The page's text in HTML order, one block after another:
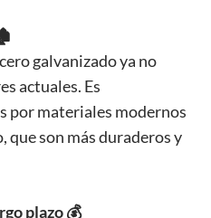
galvanizado ya no
actuales. Es
por materiales modernos
que son más duraderos y
plazo 💰